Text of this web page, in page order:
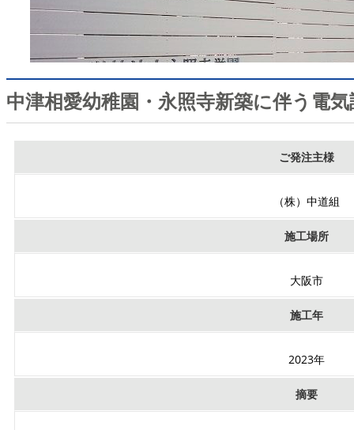
中津相愛幼稚園・永照寺新築に伴う電
ご発注主様
（株）中道組
施工場所
大阪市
施工年
2023年
摘要